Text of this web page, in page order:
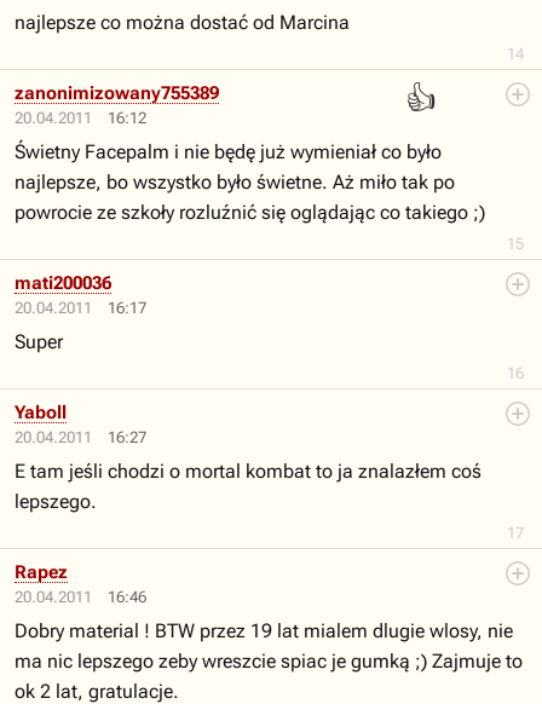
14
najlepsze co można dostać od Marcina
20.04.2011 16:12
👍
15
zanonimizowany755389
Świetny Facepalm i nie będę już wymieniał co było
najlepsze, bo wszystko było świetne. Aż miło tak po
powrocie ze szkoły rozluźnić się oglądając co takiego ;)
20.04.2011 16:17
16
mati200036
Super
20.04.2011 16:27
17
Yaboll
E tam jeśli chodzi o mortal kombat to ja znalazłem coś
lepszego.
20.04.2011 16:46
Rapez
Dobry material ! BTW przez 19 lat mialem dlugie wlosy, nie
ma nic lepszego zeby wreszcie spiac je gumką ;) Zajmuje to
ok 2 lat, gratulacje.